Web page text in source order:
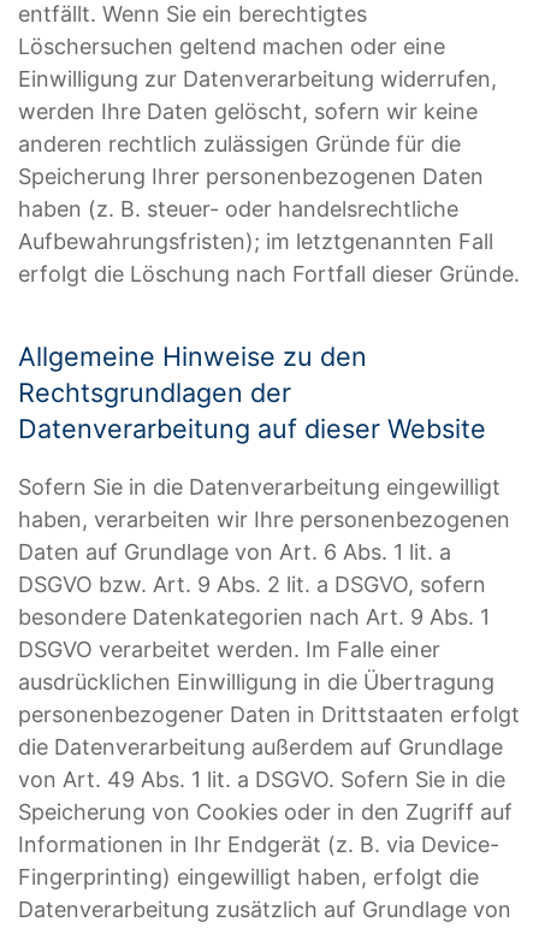
entfällt. Wenn Sie ein berechtigtes
Löschersuchen geltend machen oder eine
Einwilligung zur Datenverarbeitung widerrufen,
werden Ihre Daten gelöscht, sofern wir keine
anderen rechtlich zulässigen Gründe für die
Speicherung Ihrer personenbezogenen Daten
haben (z. B. steuer- oder handelsrechtliche
Aufbewahrungsfristen); im letztgenannten Fall
erfolgt die Löschung nach Fortfall dieser Gründe.
Allgemeine Hinweise zu den
Rechtsgrundlagen der
Datenverarbeitung auf dieser Website
Sofern Sie in die Datenverarbeitung eingewilligt
haben, verarbeiten wir Ihre personenbezogenen
Daten auf Grundlage von Art. 6 Abs. 1 lit. a
DSGVO bzw. Art. 9 Abs. 2 lit. a DSGVO, sofern
besondere Datenkategorien nach Art. 9 Abs. 1
DSGVO verarbeitet werden. Im Falle einer
ausdrücklichen Einwilligung in die Übertragung
personenbezogener Daten in Drittstaaten erfolgt
die Datenverarbeitung außerdem auf Grundlage
von Art. 49 Abs. 1 lit. a DSGVO. Sofern Sie in die
Speicherung von Cookies oder in den Zugriff auf
Informationen in Ihr Endgerät (z. B. via Device-
Fingerprinting) eingewilligt haben, erfolgt die
Datenverarbeitung zusätzlich auf Grundlage von